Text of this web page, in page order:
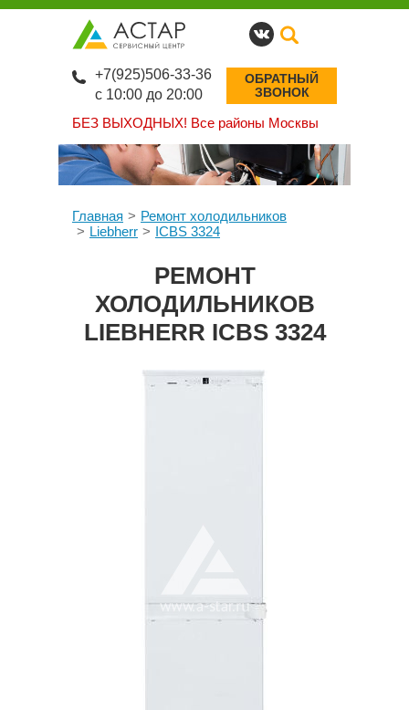
БЕЗ ВЫХОДНЫХ! Все районы Москвы
+7(925)506-33-36
с 10:00 до 20:00
ОБРАТНЫЙ
ЗВОНОК
Главная
Ремонт холодильников
Liebherr
ICBS 3324
РЕМОНТ
ХОЛОДИЛЬНИКОВ
LIEBHERR ICBS 3324